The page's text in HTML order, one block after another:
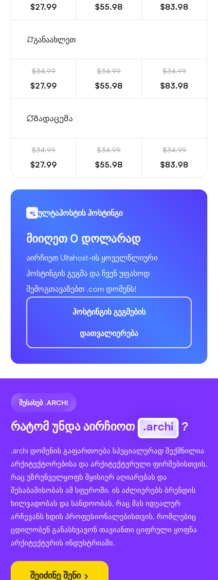
$27.99 $55.98 $83.98
განაახლეთ
$34.99
$27.99
$34.99
$55.98
$34.99
$83.98
Გადაცემა
$34.99
$27.99
$34.99
$55.98
$34.99
$83.98
ულტაჰოსტის ჰოსტინგი
მიიღეთ 0 დოლარად
აირჩიეთ Ultahost-ის ყოველწლიური
ჰოსტინგის გეგმა და ჩვენ უფასოდ
შემოგთავაზებთ .com დომენს!
ჰოსტინგის გეგმების
დათვალიერება
ᲨᲔᲡᲐᲮᲔᲑ .ARCHI
რატომ უნდა აირჩიოთ .archi ?
.archi დომენის გაფართოება სპეციალურად შექმნილია
არქიტექტორებისა და არქიტექტურული ფირმებისთვის,
რაც უზრუნველყოფს მყისიერ აღიარებას და
შესაბამისობას ამ სფეროში. ის აძლიერებს ბრენდის
ხილვადობას და სანდოობას, რაც მას იდეალურ
არჩევანს ხდის პროფესიონალებისთვის, რომლებიც
ცდილობენ განასხვავონ თავიანთი ციფრული ყოფნა
არქიტექტურის ინდუსტრიაში.
შეიძინე შენი